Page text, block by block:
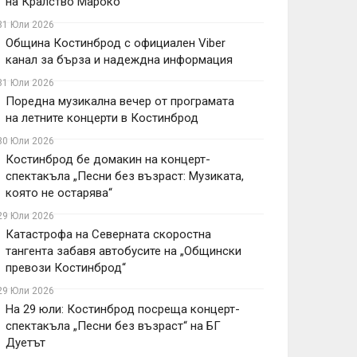
Юли 2026
Община Костинброд с официален Viber
канал за бърза и надеждна информация
Юли 2026
Поредна музикална вечер от програмата
на летните концерти в Костинброд
Юли 2026
Костинброд бе домакин на концерт-
спектакъла „Песни без възраст: Музиката,
която не остарява“
Юли 2026
Катастрофа на Северната скоростна
тангента забавя автобусите на „Общински
превози Костинброд“
Юли 2026
На 29 юли: Костинброд посреща концерт-
спектакъла „Песни без възраст“ на БГ
Дуетът